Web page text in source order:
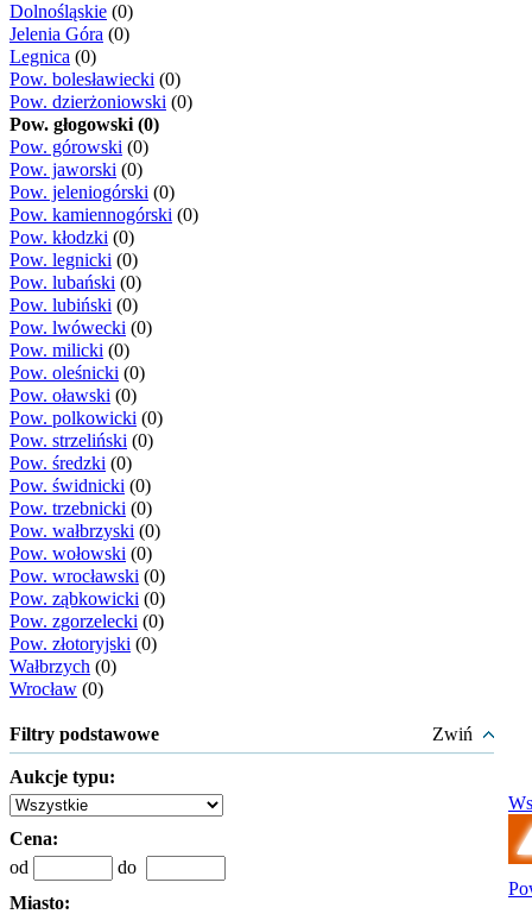
Dolnośląskie (0)
Jelenia Góra (0)
Legnica (0)
Pow. bolesławiecki (0)
Pow. dzierżoniowski (0)
Pow. głogowski (0)
Pow. górowski (0)
Pow. jaworski (0)
Pow. jeleniogórski (0)
Pow. kamiennogórski (0)
Pow. kłodzki (0)
Pow. legnicki (0)
Pow. lubański (0)
Pow. lubiński (0)
Pow. lwówecki (0)
Pow. milicki (0)
Pow. oleśnicki (0)
Pow. oławski (0)
Pow. polkowicki (0)
Pow. strzeliński (0)
Pow. średzki (0)
Pow. świdnicki (0)
Pow. trzebnicki (0)
Pow. wałbrzyski (0)
Pow. wołowski (0)
Pow. wrocławski (0)
Pow. ząbkowicki (0)
Pow. zgorzelecki (0)
Pow. złotoryjski (0)
Wałbrzych (0)
Wrocław (0)
Filtry podstawowe Zwiń
Aukcje typu:
Cena:
od
do
Miasto: